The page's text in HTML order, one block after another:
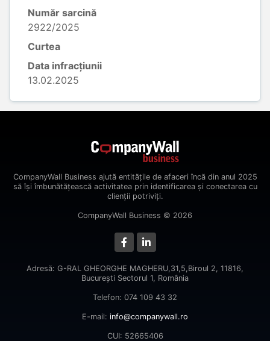
Număr sarcină
2922/2025
Curtea
Data infracțiunii
13.02.2025
CompanyWall Business ajută entitățile de afaceri încă din anul 2025
să își îmbunătățească activitatea prin identificarea și conectarea cu
clienții potriviți.
CompanyWall Business © 2026
Adresă: G-RAL GHEORGHE MAGHERU,31,5,Biroul 2, 11816,
Bucureşti Sectorul 1, România
Telefon: 074 109 43 32
E-mail: info@companywall.ro
CUI: 52665406